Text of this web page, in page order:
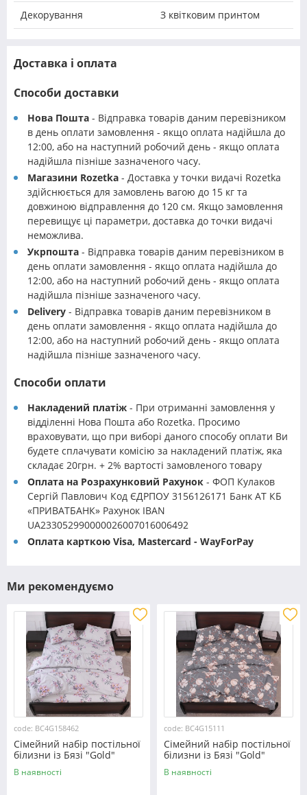
Декорування З квітковим принтом
Доставка і оплата
Способи доставки
Нова Пошта - Відправка товарів даним перевізником
в день оплати замовлення - якщо оплата надійшла до
12:00, або на наступний робочий день - якщо оплата
надійшла пізніше зазначеного часу.
Магазини Rozetka - Доставка у точки видачі Rozetka
здійснюється для замовлень вагою до 15 кг та
довжиною відправлення до 120 см. Якщо замовлення
перевищує ці параметри, доставка до точки видачі
неможлива.
Укрпошта - Відправка товарів даним перевізником в
день оплати замовлення - якщо оплата надійшла до
12:00, або на наступний робочий день - якщо оплата
надійшла пізніше зазначеного часу.
Delivery - Відправка товарів даним перевізником в
день оплати замовлення - якщо оплата надійшла до
12:00, або на наступний робочий день - якщо оплата
надійшла пізніше зазначеного часу.
Способи оплати
Накладений платіж - При отриманні замовлення у
відділенні Нова Пошта або Rozetka. Просимо
враховувати, що при виборі даного способу оплати Ви
будете сплачувати комісію за накладений платіж, яка
складає 20грн. + 2% вартості замовленого товару
Оплата на Розрахунковий Рахунок - ФОП Кулаков
Сергій Павлович Код ЄДРПОУ 3156126171 Банк АТ КБ
«ПРИВАТБАНК» Рахунок IBAN
UA233052990000026007016006492
Оплата карткою Visa, Mastercard - WayForPay
Ми рекомендуємо
code: BC4G158462
Сімейний набір постільної
білизни із Бязі "Gold"
№158462 Черешенька™
В наявності
code: BC4G15111
Сімейний набір постільної
білизни із Бязі "Gold"
№15111 Черешенька™
В наявності